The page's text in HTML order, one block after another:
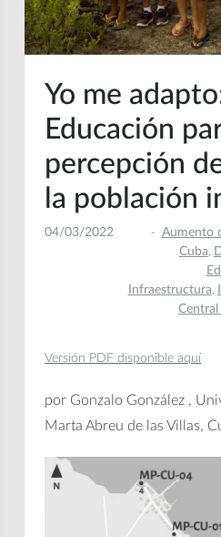
Yo me
Educación
percepción
la población
04/03/2022 Aumento
Cuba,
Infraestructura,
Central
Versión PDF disponible aquí
por Gonzalo González ,
Marta Abreu de las Villas,